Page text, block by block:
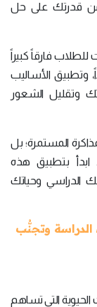
من قدرتك على حل
للطلاب فارقاً كبيراً
وتطبيق الأساليب
وتقليل الشعور
المستمرة؛ بل
بتطبيق هذه
الدراسي وحياتك
الدراسة وتجنُّب
الحيوية التي تساهم